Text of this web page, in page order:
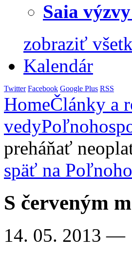
Saia
zobraziť
Kalendár
Twitter Facebook Google Plus RSS
HomeČlánky a
vedy
preháňať
späť na
S červeným
14. 05. 2013 —